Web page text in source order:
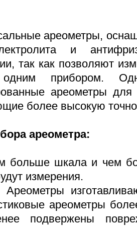
ареометры,
и
так как позволяют
одним прибором.
ареометры
более высокую
ареометра:
больше шкала и чем
измерения.
Ареометры
ареометры
подвержены